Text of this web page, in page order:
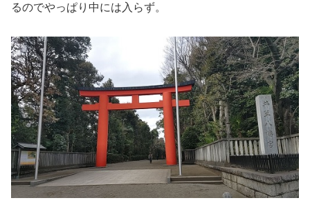
るのでやっぱり中には入らず。